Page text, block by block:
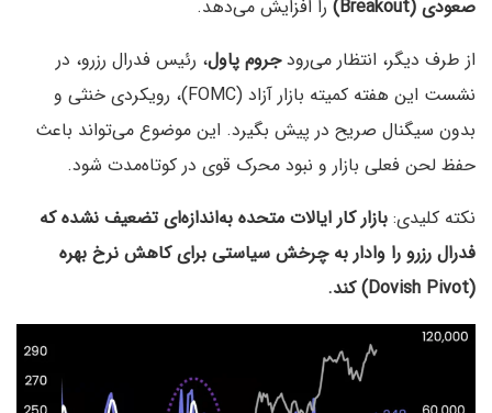
صعودی (Breakout)
را افزایش می‌دهد.
از طرف دیگر، انتظار می‌رودجروم پاول، رئیس فدرال رزرو، در
نشست این هفته کمیته بازار آزاد (FOMC)، رویکردی خنثی و
بدون سیگنال صریح در پیش بگیرد. این موضوع می‌تواند باعث
حفظ لحن فعلی بازار و نبود محرک قوی در کوتاه‌مدت شود.
نکته کلیدی: بازار کار ایالات متحده به‌اندازه‌ای تضعیف نشده که
فدرال رزرو را وادار به چرخش سیاستی برای کاهش نرخ بهره
(Dovish Pivot) کند.